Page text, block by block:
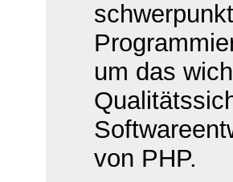
um das
von PHP.